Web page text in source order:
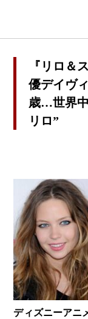
『リロ＆
優デイヴ
歳…世界
リロ”
ディズニーアニ